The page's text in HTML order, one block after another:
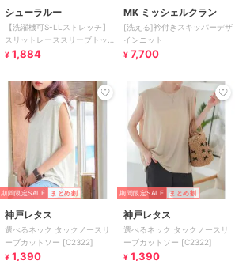
シューラルー
【洗濯機可S-LLストレッチ】
スリットレーススリーブトップ
ス
¥ 1,884
MK ミッシェルクラン
[洗える]衿付きスキッパーデザ
インニット
¥ 7,700
期間限定SALE まとめ割
神戸レタス
選べるネック タックノースリ
ーブカットソー [C2322]
¥ 1,390
期間限定SALE まとめ割
神戸レタス
選べるネック タックノースリ
ーブカットソー [C2322]
¥ 1,390